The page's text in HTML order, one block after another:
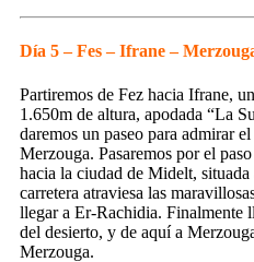
Día 5 – Fes – Ifrane –
Partiremos de Fez hacia Ifrane,
1.650m de altura, apodada “La
daremos un paseo para admirar
Merzouga. Pasaremos por el
hacia la ciudad de Midelt,
carretera atraviesa las
llegar a Er-Rachidia. Finalmente
del desierto, y de aquí a
Merzouga.